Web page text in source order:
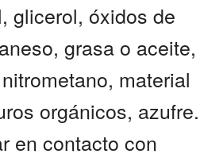
glicerol, óxidos de
grasa o aceite,
material
orgánicos, azufre.
en contacto con